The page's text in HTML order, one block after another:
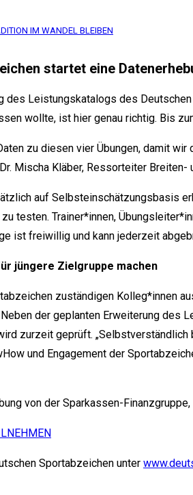
IM WANDEL BLEIBEN
startet eine
des Leistungskatalogs des
wollte, ist hier genau richtig. Bis
zu diesen vier Übungen, damit
Mischa Kläber, Ressorteiter Breiten-
auf Selbsteinschätzungsbasis
testen. Trainer*innen,
ist freiwillig und kann jederzeit
jüngere Zielgruppe machen
zuständigen Kolleg*innen
der geplanten Erweiterung
zurzeit geprüft.
und Engagement der
von der Sparkassen-
Sportabzeichen unter